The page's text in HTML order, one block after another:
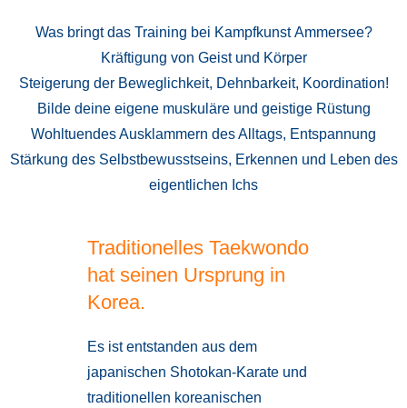
Was bringt das Training bei Kampfkunst Ammersee?
Kräftigung von Geist und Körper
Steigerung der Beweglichkeit, Dehnbarkeit, Koordination!
Bilde deine eigene muskuläre und geistige Rüstung
Wohltuendes Ausklammern des Alltags, Entspannung
Stärkung des Selbstbewusstseins, Erkennen und Leben des
eigentlichen Ichs
Traditionelles Taekwondo
hat seinen Ursprung in
Korea.
Es ist entstanden aus dem
japanischen Shotokan-Karate und
traditionellen koreanischen